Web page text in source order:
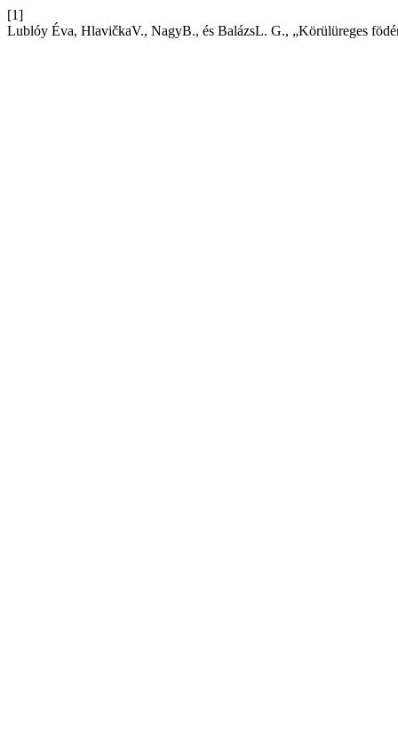
[1]
Lublóy Éva, HlavičkaV., NagyB., és BalázsL. G., „Körülüreges